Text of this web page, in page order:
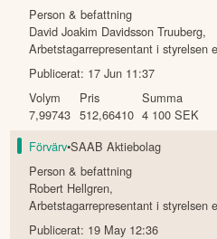
Person & befattning
David Joakim Davidsson Truuberg,
Arbetstagarrepresentant i styrelsen
Publicerat: 17 Jun 11:37
Volym
7,99743
Pris
512,66410
Summa
4 100 SEK
Förvärv•SAAB Aktiebolag
Person & befattning
Robert Hellgren,
Arbetstagarrepresentant i styrelsen
Publicerat: 19 May 12:36